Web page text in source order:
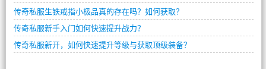
传奇私服生铁戒指小极品真的存在吗？如何获取？
传奇私服新手入门如何快速提升战力？
传奇私服新开，如何快速提升等级与获取顶级装备？